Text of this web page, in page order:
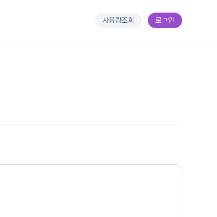
사용량조회 로그인